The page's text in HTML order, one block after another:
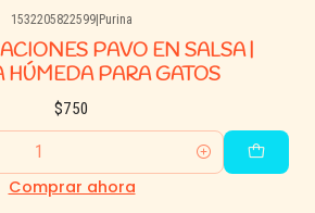
1532205822599 Purina
PAVO EN SALSA |
HÚMEDA PARA GATOS
$750
Comprar ahora